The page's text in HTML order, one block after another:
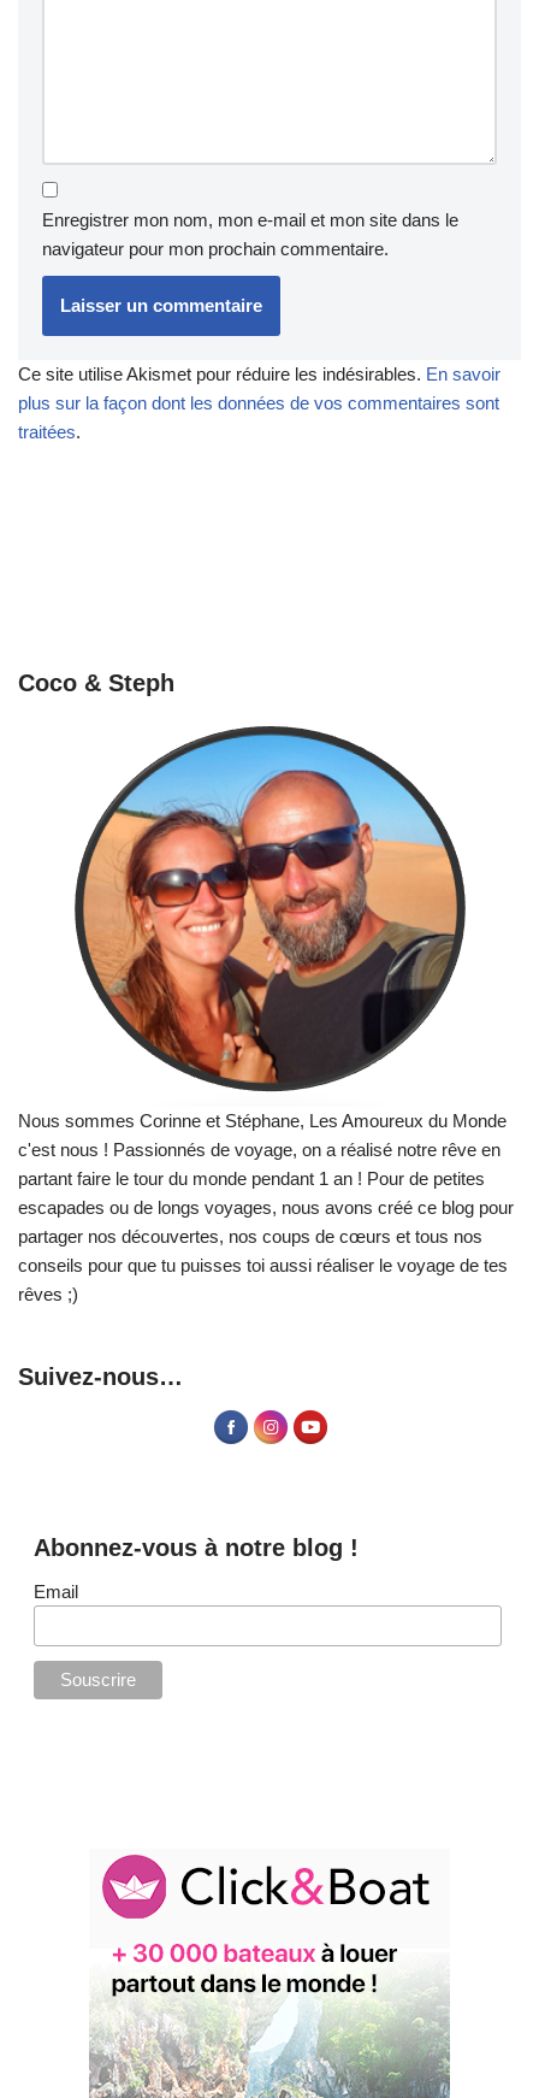
Enregistrer mon nom, mon e-mail et mon site dans le
navigateur pour mon prochain commentaire.
Ce site utilise Akismet pour réduire les indésirables. En savoir
plus sur la façon dont les données de vos commentaires sont
traitées.
Coco & Steph
Nous sommes Corinne et Stéphane, Les Amoureux du Monde
c'est nous ! Passionnés de voyage, on a réalisé notre rêve en
partant faire le tour du monde pendant 1 an ! Pour de petites
escapades ou de longs voyages, nous avons créé ce blog pour
partager nos découvertes, nos coups de cœurs et tous nos
conseils pour que tu puisses toi aussi réaliser le voyage de tes
rêves ;)
Suivez-nous…
Abonnez-vous à notre blog !
Email